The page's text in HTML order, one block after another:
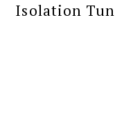
Isolation